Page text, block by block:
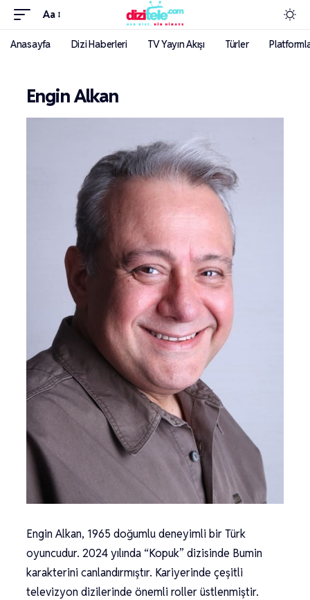
Aa
Anasayfa Dizi Haberleri TV Yayın Akışı Türler
Engin Alkan
Engin Alkan, 1965 doğumlu deneyimli bir Türk
oyuncudur. 2024 yılında “Kopuk” dizisinde Bumin
karakterini canlandırmıştır. Kariyerinde çeşitli
televizyon dizilerinde önemli roller üstlenmiştir.